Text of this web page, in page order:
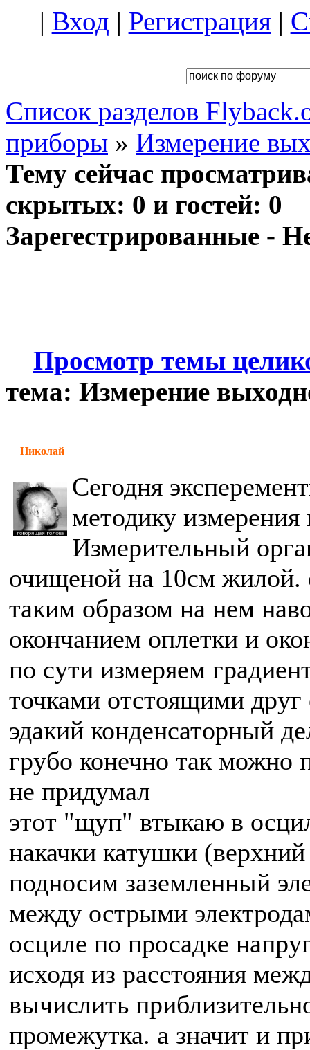
| Вход | Регистрация|
Список разделов
приборы » Измерение
Тему сейчас
скрытых: 0 и гостей: 0
Зарегестрированные -
Просмотр темы
тема: Измерение
Николай
Сегодня
методику
Измерительный
очищеной на 10см жилой.
таким образом на нем
окончанием оплетки и
по сути измеряем
точками отстоящими
эдакий конденсаторный
грубо конечно так можно
не придумал
этот "щуп" втыкаю в
накачки катушки
подносим заземленный
между острыми
осциле по просадке
исходя из расстояния
вычислить
промежутка. а значит и